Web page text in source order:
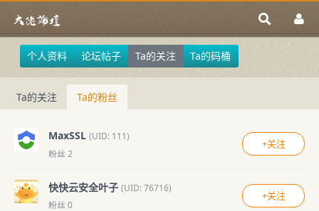
个人资料 论坛帖子 Ta的关注 Ta的码桶
Ta的关注 Ta的粉丝
MaxSSL (UID: 111)
粉丝 2
+关注
快快云安全叶子 (UID: 76716)
粉丝 0
+关注